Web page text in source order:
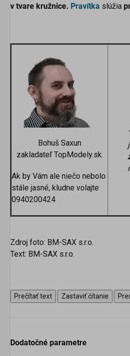
v tvare kružnice. Pravítka slúžia
Bohuš Saxun
zakladateľ TopModely.sk.
Ak by Vám ale niečo nebolo
stále jasné, kludne volajte
0940200424
"
Zdroj foto: BM-SAX s.r.o.
Text: BM-SAX s.r.o.
Prečítať text Zastaviť čítanie
Dodatočné parametre